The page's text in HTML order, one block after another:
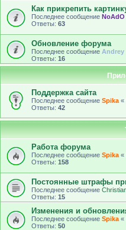
Как прикрепить
Последнее сообщение NoAdO
Ответы: 63
Обновление форума
Последнее сообщение Andrey
Ответы: 16
Поддержка сайта
Последнее сообщение Spika «
Ответы: 42
Работа форума
Последнее сообщение Spika «
Ответы: 158
Постоянные штрафы
Последнее сообщение
Ответы: 15
Изменения и
Последнее сообщение Spika «
Ответы: 50